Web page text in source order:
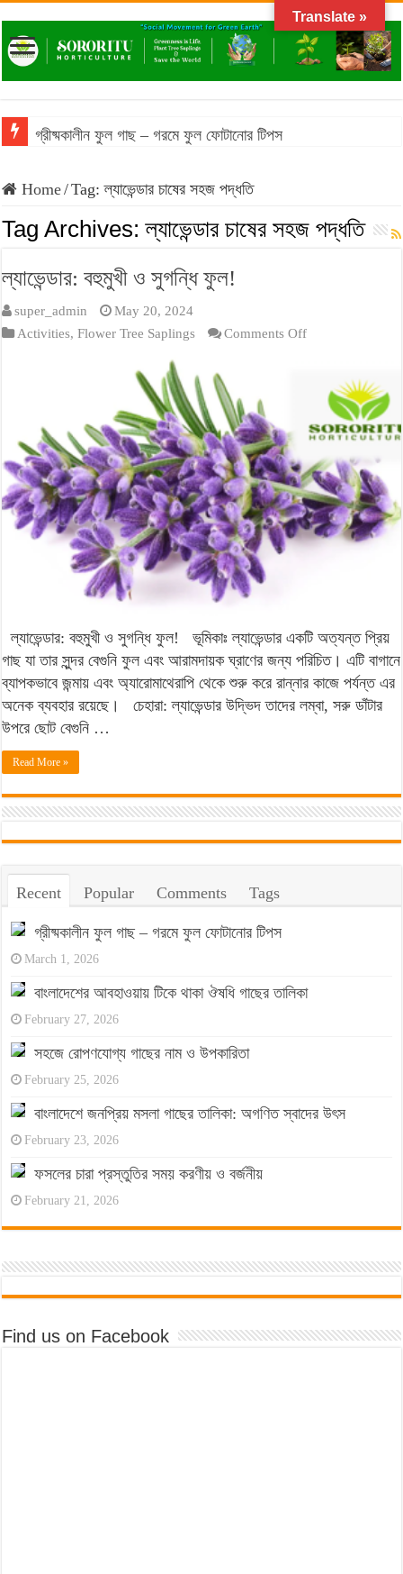
গ্রীষ্মকালীন ফুল গাছ – গরমে ফুল ফোটানোর টিপস
Home/Tag:ল্যাভেন্ডার চাষের সহজ পদ্ধতি
Tag Archives:ল্যাভেন্ডার চাষের সহজ পদ্ধতি
ল্যাভেন্ডার: বহুমুখী ও সুগন্ধি ফুল!
super_admin
May 20, 2024
Activities,Flower Tree Saplings Comments Offon
সুগন্ধি
ফুল!
ল্যাভেন্ডার: বহুমুখী ও সুগন্ধি ফুল! ভূমিকাঃ ল্যাভেন্ডার একটি অত্যন্ত প্রিয়
গাছ যা তার সুন্দর বেগুনি ফুল এবং আরামদায়ক ঘ্রাণের জন্য পরিচিত। এটি বাগানে
ব্যাপকভাবে জন্মায় এবং অ্যারোমাথেরাপি থেকে শুরু করে রান্নার কাজে পর্যন্ত এর
অনেক ব্যবহার রয়েছে। চেহারা: ল্যাভেন্ডার উদ্ভিদ তাদের লম্বা, সরু ডাঁটার
উপরে ছোট বেগুনি …
Read More »
Recent Popular Comments Tags
গ্রীষ্মকালীন ফুল গাছ – গরমে ফুল ফোটানোর টিপস
March 1, 2026
বাংলাদেশের আবহাওয়ায় টিকে থাকা ঔষধি গাছের তালিকা
February 27, 2026
সহজে রোপণযোগ্য গাছের নাম ও উপকারিতা
February 25, 2026
বাংলাদেশে জনপ্রিয় মসলা গাছের তালিকা: অগণিত স্বাদের উৎস
February 23, 2026
ফসলের চারা প্রস্তুতির সময় করণীয় ও বর্জনীয়
February 21, 2026
Find us on Facebook
Translate »